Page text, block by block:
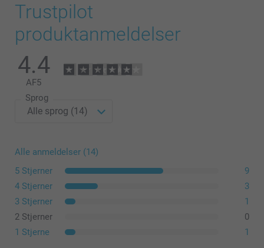
chokoladekager med hasselnødder & fleur de sel og 1
x 120 gram 'Céline Citron" citronbutterdejskager
hasselnødder
Rund & hjerteformet: Fyldt med 75 gram individuelt
indpakket "Charlotte Chocolat" chokoladekager med
Trustpilot
produktanmeldelser
4.4
AF5
Sprog
Alle anmeldelser (14)
5 Stjerner
9
4 Stjerner
3
3 Stjerner
1
2 Stjerner
0
1 Stjerne
1